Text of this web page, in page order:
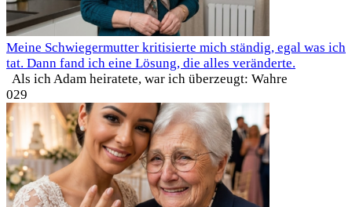
Meine Schwiegermutter kritisierte mich ständig, egal was ich
tat. Dann fand ich eine Lösung, die alles veränderte.
Als ich Adam heiratete, war ich überzeugt: Wahre
029